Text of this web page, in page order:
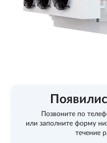
Позвоните по
или заполните форму
течение